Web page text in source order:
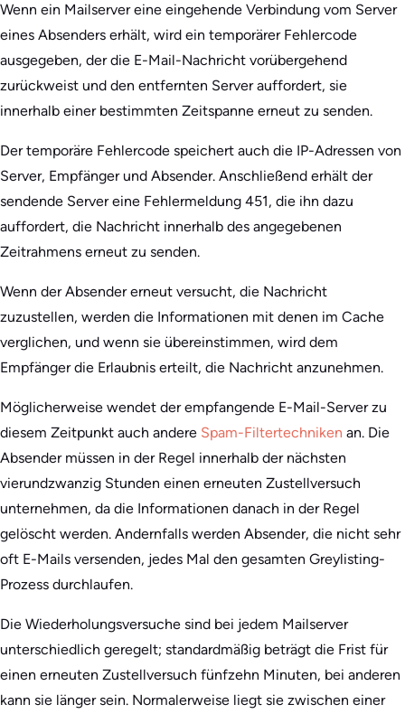
Wenn ein Mailserver eine eingehende Verbindung vom Server
eines Absenders erhält, wird ein temporärer Fehlercode
ausgegeben, der die E-Mail-Nachricht vorübergehend
zurückweist und den entfernten Server auffordert, sie
innerhalb einer bestimmten Zeitspanne erneut zu senden.
Der temporäre Fehlercode speichert auch die IP-Adressen von
Server, Empfänger und Absender. Anschließend erhält der
sendende Server eine Fehlermeldung 451, die ihn dazu
auffordert, die Nachricht innerhalb des angegebenen
Zeitrahmens erneut zu senden.
Wenn der Absender erneut versucht, die Nachricht
zuzustellen, werden die Informationen mit denen im Cache
verglichen, und wenn sie übereinstimmen, wird dem
Empfänger die Erlaubnis erteilt, die Nachricht anzunehmen.
Möglicherweise wendet der empfangende E-Mail-Server zu
diesem Zeitpunkt auch andere Spam-Filtertechniken an. Die
Absender müssen in der Regel innerhalb der nächsten
vierundzwanzig Stunden einen erneuten Zustellversuch
unternehmen, da die Informationen danach in der Regel
gelöscht werden. Andernfalls werden Absender, die nicht sehr
oft E-Mails versenden, jedes Mal den gesamten Greylisting-
Prozess durchlaufen.
Die Wiederholungsversuche sind bei jedem Mailserver
unterschiedlich geregelt; standardmäßig beträgt die Frist für
einen erneuten Zustellversuch fünfzehn Minuten, bei anderen
kann sie länger sein. Normalerweise liegt sie zwischen einer